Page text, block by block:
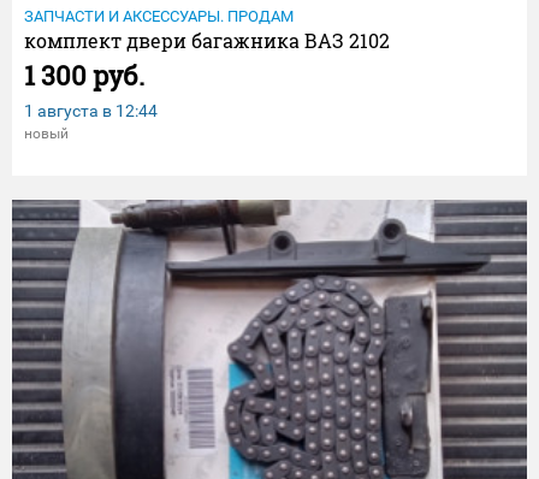
ЗАПЧАСТИ И АКСЕССУАРЫ. ПРОДАМ
комплект двери багажника ВАЗ 2102
1 300 руб.
1 августа в 12:44
новый